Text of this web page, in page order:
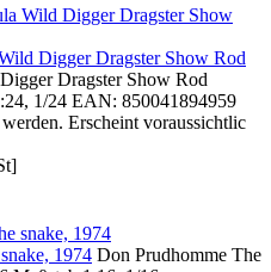
Digger Dragster Show Rod
Dragster Show Rod
1/24 EAN: 850041894959
Erscheint voraussichtlic
1974 Don Prudhomme The